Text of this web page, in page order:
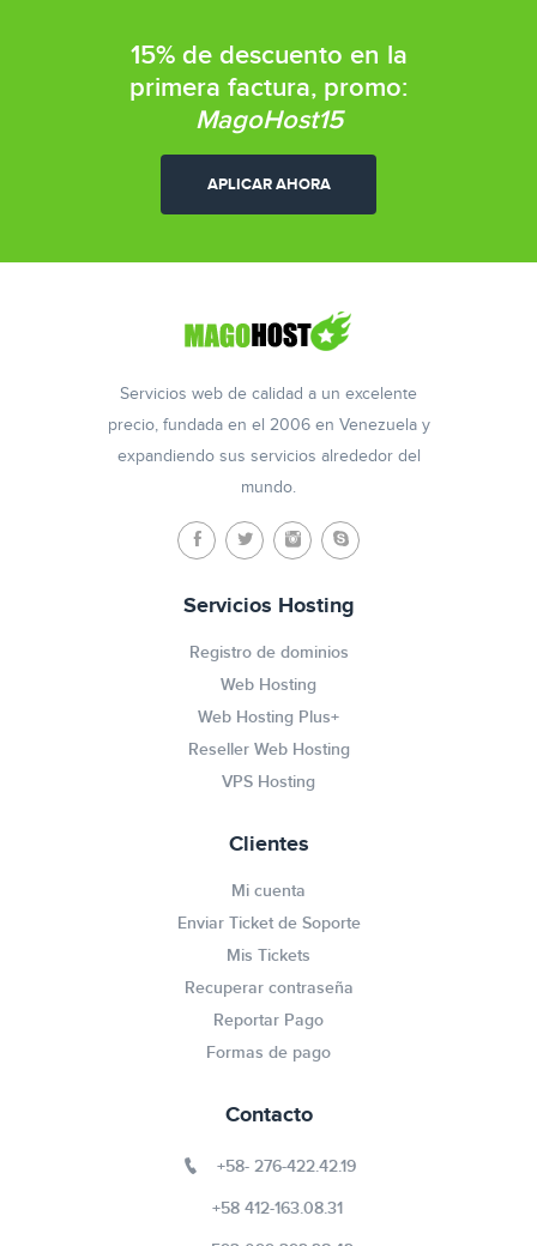
15% de descuento en la
primera factura, promo:
MagoHost15
APLICAR AHORA
Servicios web de calidad a un excelente
precio, fundada en el 2006 en Venezuela y
expandiendo sus servicios alrededor del
mundo.
Servicios Hosting
Registro de dominios
Web Hosting
Web Hosting Plus+
Reseller Web Hosting
VPS Hosting
Clientes
Mi cuenta
Enviar Ticket de Soporte
Mis Tickets
Recuperar contraseña
Reportar Pago
Formas de pago
Contacto
+58- 276-422.42.19
+58 412-163.08.31